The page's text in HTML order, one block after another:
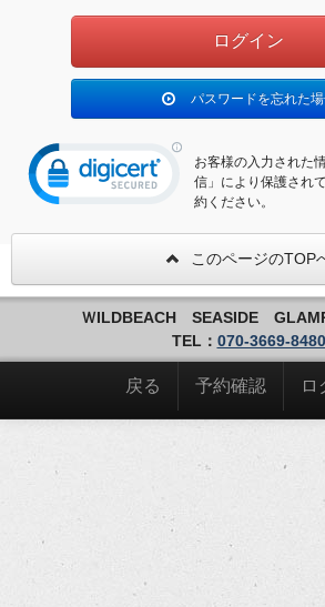
パスワードを忘れた
お客様の入力された
信」により保護され
約ください。
このページのTOP
ＷILDBEACH SEASIDE
TEL： 070-3669-8480
戻る 予約確認 ロ